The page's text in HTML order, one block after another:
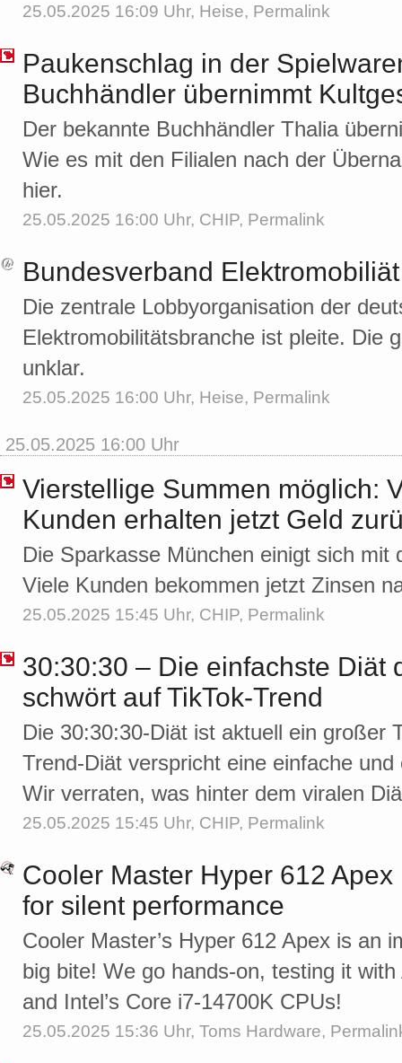
25.05.2025 16:09 Uhr, Heise, Permalink
Paukenschlag in der
Buchhändler übernimmt
Der bekannte Buchhändler Thalia
Wie es mit den Filialen nach der
hier.
25.05.2025 16:00 Uhr, CHIP, Permalink
Bundesverband
Die zentrale Lobbyorganisation der
Elektromobilitätsbranche ist pleite. Die
unklar.
25.05.2025 16:00 Uhr, Heise, Permalink
25.05.2025 16:00 Uhr
Vierstellige Summen möglich:
Kunden erhalten jetzt Geld
Die Sparkasse München einigt sich mit
Viele Kunden bekommen jetzt Zinsen
25.05.2025 15:45 Uhr, CHIP, Permalink
30:30:30 – Die einfachste Diät
schwört auf TikTok-Trend
Die 30:30:30-Diät ist aktuell ein großer
Trend-Diät verspricht eine einfache
Wir verraten, was hinter dem viralen
25.05.2025 15:45 Uhr, CHIP, Permalink
Cooler Master Hyper 612
for silent performance
Cooler Master’s Hyper 612 Apex is an
big bite! We go hands-on, testing it with
and Intel’s Core i7-14700K CPUs!
25.05.2025 15:36 Uhr, Toms Hardware,